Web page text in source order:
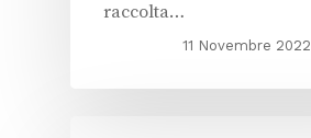
raccolta…
11 Novembre 2022